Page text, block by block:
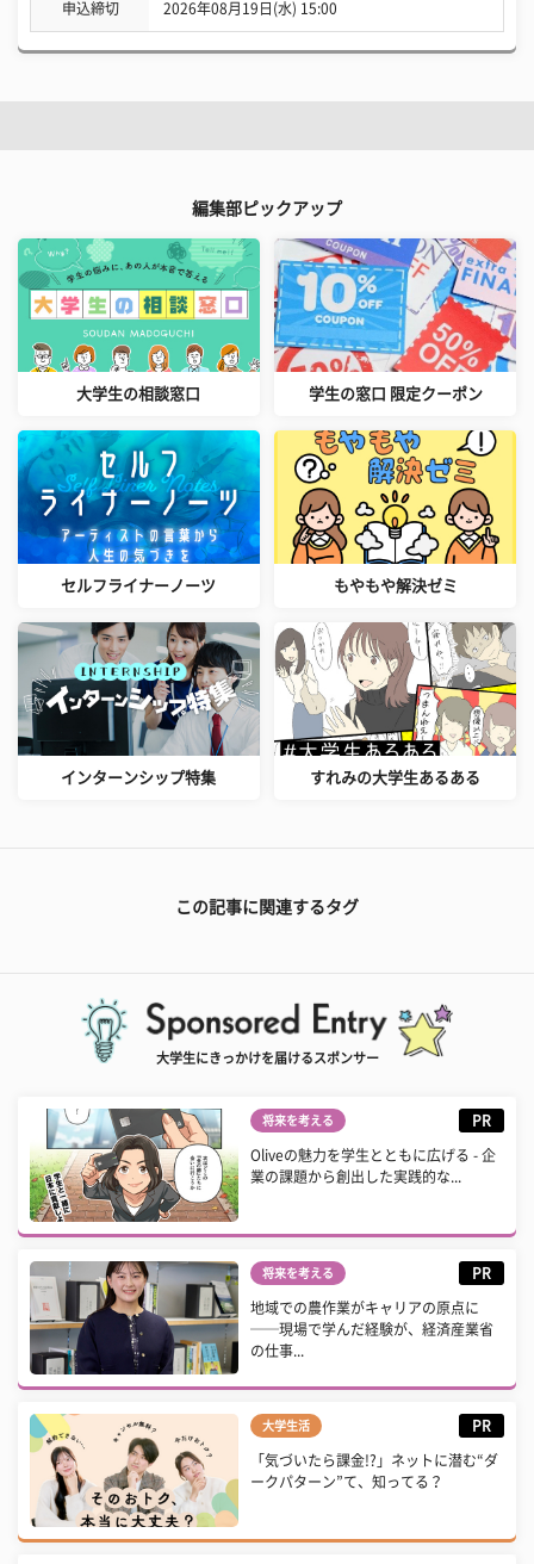
申込締切 2026年08月19日(水) 15:00
編集部ピックアップ
大学生の相談窓口 学生の窓口 限定クーポン
セルフライナーノーツ もやもや解決ゼミ
インターンシップ特集 すれみの大学生あるある
この記事に関連するタグ
大学生にきっかけを届けるスポンサー
将来を考える PR
Oliveの魅力を学生とともに広げる - 企
業の課題から創出した実践的な...
将来を考える PR
地域での農作業がキャリアの原点に
──現場で学んだ経験が、経済産業省
の仕事...
大学生活 PR
「気づいたら課金!?」ネットに潜む“ダ
ークパターン”て、知ってる？